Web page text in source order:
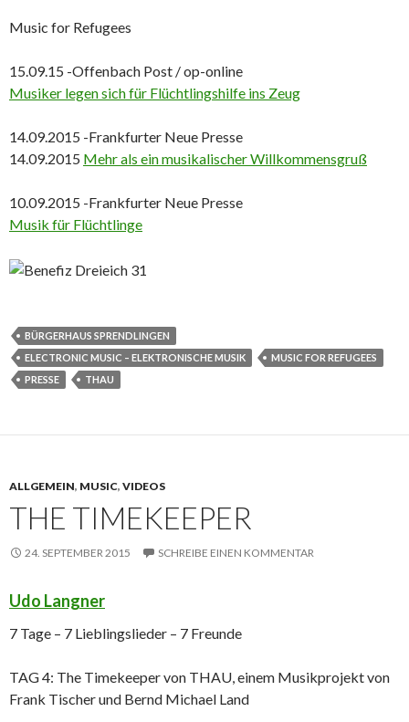
Music for Refugees
15.09.15 -Offenbach Post / op-online
Musiker legen sich für Flüchtlingshilfe ins Zeug
14.09.2015 -Frankfurter Neue Presse
14.09.2015 Mehr als ein musikalischer Willkommensgruß
10.09.2015 -Frankfurter Neue Presse
Musik für Flüchtlinge
BÜRGERHAUS SPRENDLINGEN
ELECTRONIC MUSIC – ELEKTRONISCHE MUSIK
MUSIC FOR REFUGEES
PRESSE
THAU
ALLGEMEIN, MUSIC, VIDEOS
THE TIMEKEEPER
24. SEPTEMBER 2015 SCHREIBE EINEN KOMMENTAR
Udo Langner
7 Tage – 7 Lieblingslieder – 7 Freunde
TAG 4: The Timekeeper von THAU, einem Musikprojekt von
Frank Tischer und Bernd Michael Land